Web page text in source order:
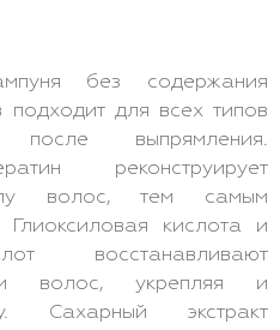
без содержания
для всех типов
выпрямления.
реконструирует
волос, тем самым
Глиоксиловая кислота и
восстанавливают
волос, укрепляя и
Сахарный экстракт